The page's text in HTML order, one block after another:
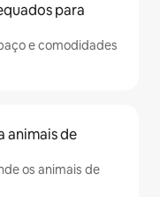
para
e comodidades
animais de
os animais de